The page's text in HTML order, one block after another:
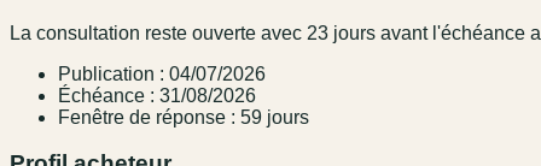
La consultation reste ouverte avec 23 jours avant l'échéance
Publication : 04/07/2026
Échéance : 31/08/2026
Fenêtre de réponse : 59 jours